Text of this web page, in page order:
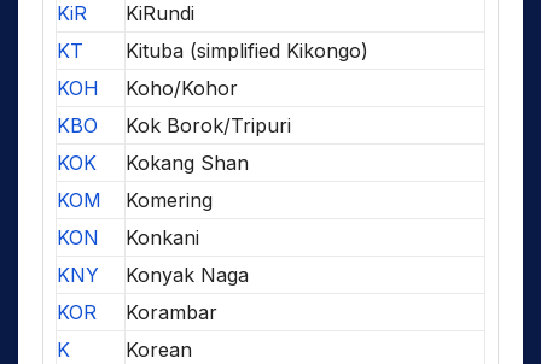
KiR
KiRundi
KT
Kituba (simplified Kikongo)
KOH
Koho/Kohor
KBO
Kok Borok/Tripuri
KOK
Kokang Shan
KOM
Komering
KON
Konkani
KNY
Konyak Naga
KOR
Korambar
K
Korean